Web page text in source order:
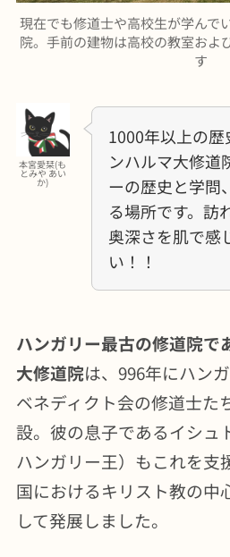
現在でも修道士や高校生が学んで
院。手前の建物は高校の教室およ
す
本宮愛栞(も
とみや あい
か)
1000年以上の
ンハルマ大修道
ーの歴史と学問
る場所です。訪
奥深さを肌で感
い！！
ハンガリー最古の修道院で
大修道院は、996年にハン
ベネディクト会の修道士た
設。彼の息子であるイシュ
ハンガリー王）もこれを支
国におけるキリスト教の中
して発展しました。